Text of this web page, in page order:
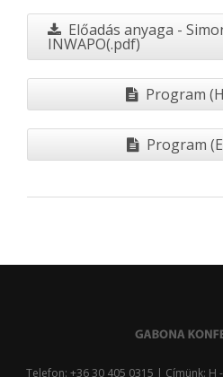
Előadás anyaga -
INWAPO(.pdf)
Program
Program
Telefon: +36 30 405 0315 | Címünk: H